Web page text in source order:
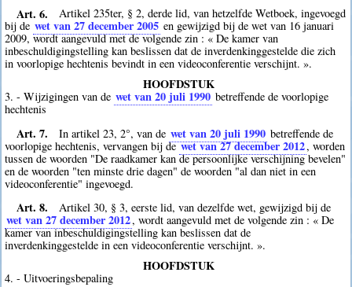
Art. 6.
Artikel 235ter, § 2, derde lid, van hetzelfde Wetboek, ingevoegd
bij de wet van 27 december 2005 en gewijzigd bij de wet van 16 januari
2009, wordt aangevuld met de volgende zin : « De kamer van
inbeschuldigingstelling kan beslissen dat de inverdenkinggestelde die zich
in voorlopige hechtenis bevindt in een videoconferentie verschijnt. ».
HOOFDSTUK
3. - Wijzigingen van de wet van 20 juli 1990 betreffende de voorlopige
hechtenis
Art. 7. In artikel 23, 2°, van de wet van 20 juli 1990 betreffende de
voorlopige hechtenis, vervangen bij dewet van 27 december 2012, worden
tussen de woorden "De raadkamer kan de persoonlijke verschijning bevelen"
en de woorden "ten minste drie dagen" de woorden "al dan niet in een
videoconferentie" ingevoegd.
Art. 8. Artikel 30, § 3, eerste lid, van dezelfde wet, gewijzigd bij de
wet van 27 december 2012, wordt aangevuld met de volgende zin : « De
kamer van inbeschuldigingstelling kan beslissen dat de
inverdenkinggestelde in een videoconferentie verschijnt. ».
HOOFDSTUK
4. - Uitvoeringsbepaling